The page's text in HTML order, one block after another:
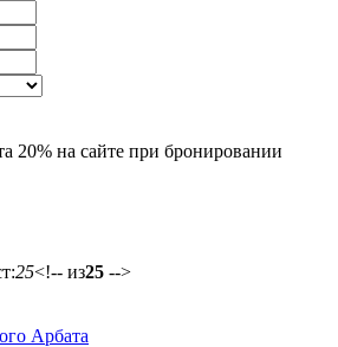
20% на сайте при бронировании
25<!-- из25 -->
Арбата